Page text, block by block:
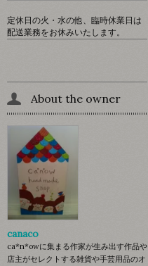
定休日の火・水の他、臨時休業日は
配送業務をお休みいたします。
About the owner
canaco
ca*n*owに集まる作家が生み出す作品や
店主がセレクトする雑貨や手芸用品のオ